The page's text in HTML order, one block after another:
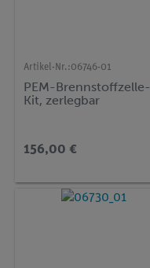
Artikel-Nr.:06746-01
PEM-Brennstoffzelle-
Kit, zerlegbar
156,00 €